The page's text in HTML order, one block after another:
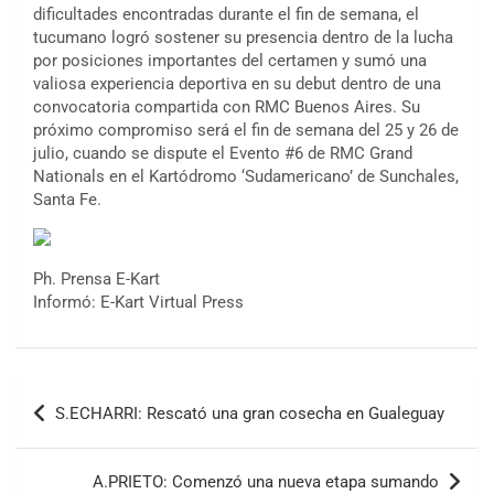
dificultades encontradas durante el fin de semana, el
tucumano logró sostener su presencia dentro de la lucha
por posiciones importantes del certamen y sumó una
valiosa experiencia deportiva en su debut dentro de una
convocatoria compartida con RMC Buenos Aires. Su
próximo compromiso será el fin de semana del 25 y 26 de
julio, cuando se dispute el Evento #6 de RMC Grand
Nationals en el Kartódromo ‘Sudamericano’ de Sunchales,
Santa Fe.
Ph. Prensa E-Kart
Informó: E-Kart Virtual Press
Navegación
de
entradas
S.ECHARRI: Rescató una gran cosecha en Gualeguay
A.PRIETO: Comenzó una nueva etapa sumando
COBERTURA ESPECIAL DE E-KART.COM.AR
08/09-AGO
IAME SERIES ARGENTINA 6
Ciudad de Trenque Lauquen (Asfalto)
Trenque Lauquen (Buenos Aires)